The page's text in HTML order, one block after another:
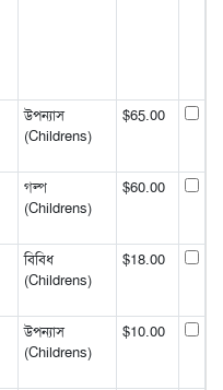
উপন্যাস
(Childrens)
$65.00
গল্প
(Childrens)
$60.00
বিবিধ
(Childrens)
$18.00
উপন্যাস
(Childrens)
$10.00